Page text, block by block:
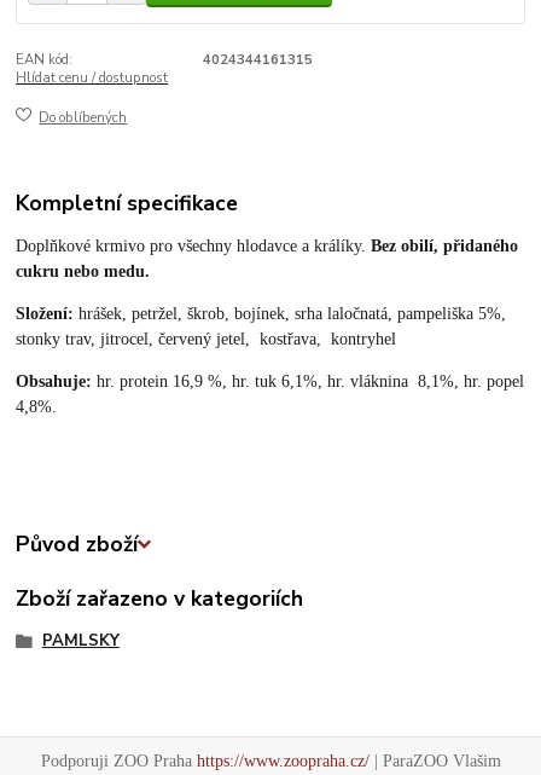
EAN kód:
4024344161315
Hlídat cenu / dostupnost
Do oblíbených
Kompletní specifikace
Doplňkové krmivo pro všechny hlodavce a králíky.Bez obilí, přidaného
cukru nebo medu.
Složení:hrášek, petržel, škrob, bojínek, srha laločnatá, pampeliška 5%,
stonky trav, jitrocel, červený jetel,
kostřava, kontryhel
Obsahuje: hr. protein 16,9 %, hr. tuk 6,1%, hr. vláknina 8,1%, hr. popel
4,8%.
Původ zboží
Zboží zařazeno v kategoriích
PAMLSKY
Podporuji ZOO Praha https://www.zoopraha.cz/| ParaZOO Vlašim